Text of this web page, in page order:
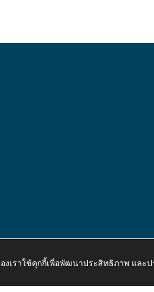
All Right Resive http://
งเราใช้คุกกี้เพื่อพัฒนาประสิทธิภาพ และ